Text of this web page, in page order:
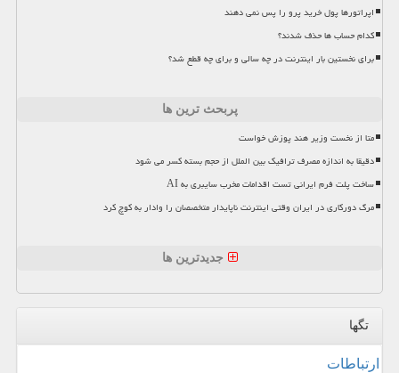
اپراتورها پول خرید پرو را پس نمی دهند
کدام حساب ها حذف شدند؟
برای نخستین بار اینترنت در چه سالی و برای چه قطع شد؟
پربحث ترین ها
متا از نخست وزیر هند پوزش خواست
دقیقا به اندازه مصرف ترافیک بین الملل از حجم بسته کسر می شود
ساخت پلت فرم ایرانی تست اقدامات مخرب سایبری به AI
مرگ دورکاری در ایران وقتی اینترنت ناپایدار متخصصان را وادار به کوچ کرد
جدیدترین ها
تگها
ارتباطات